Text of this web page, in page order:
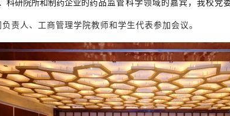
科研院所和制药企业的药品监管科学领域的嘉宾，我校党
责人、工商管理学院教师和学生代表参加会议。